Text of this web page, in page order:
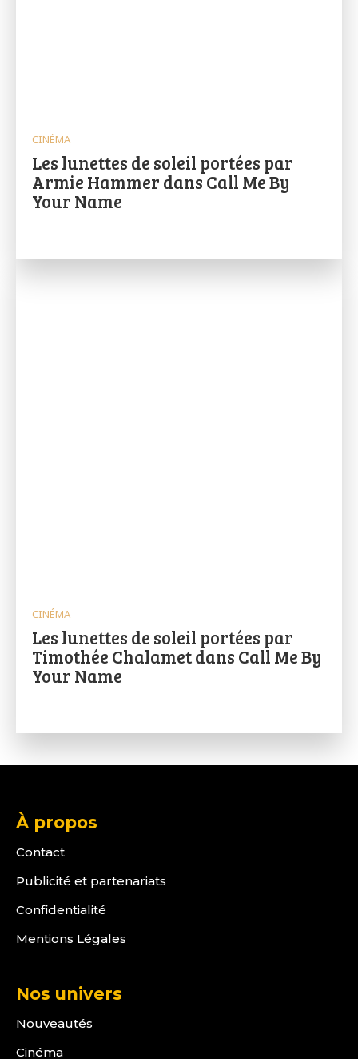
CINÉMA
Les lunettes de soleil portées par
Armie Hammer dans Call Me By
Your Name
CINÉMA
Les lunettes de soleil portées par
Timothée Chalamet dans Call Me By
Your Name
À propos
Contact
Publicité et partenariats
Confidentialité
Mentions Légales
Nos univers
Nouveautés
Cinéma